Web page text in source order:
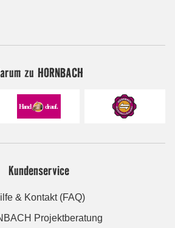
zu HORNBACH
Kundenservice
& Kontakt (FAQ)
Projektberatung